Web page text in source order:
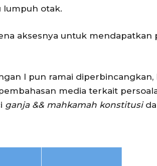
lumpuh otak.
aksesnya untuk mendapatkan
I pun ramai diperbincangkan,
media terkait
ganja && mahkamah konstitusi